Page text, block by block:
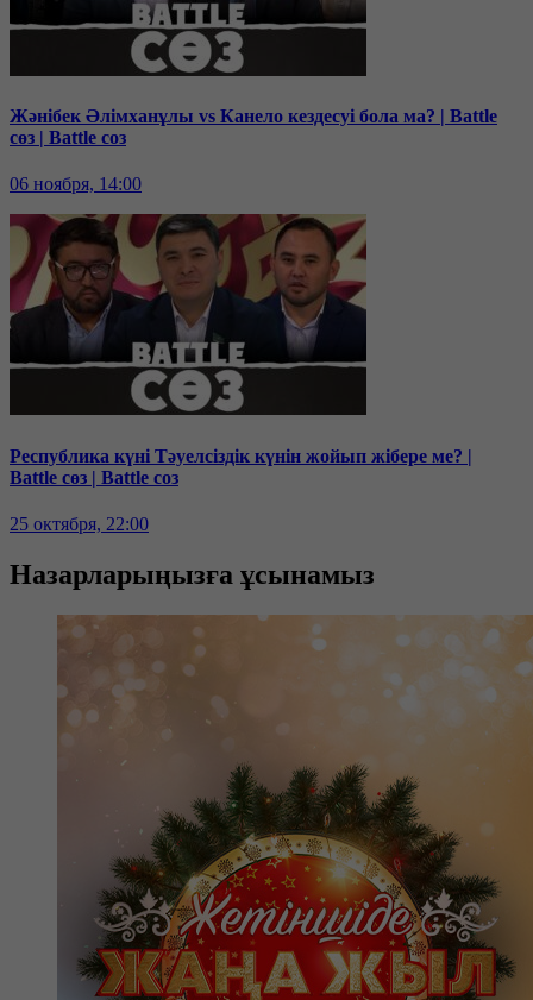
Жәнібек Әлімханұлы vs Канело кездесуі бола ма? | Battle
сөз | Battle соз
06 ноября, 14:00
Республика күні Тәуелсіздік күнін жойып жібере ме? |
Battle сөз | Battle соз
25 октября, 22:00
Назарларыңызға ұсынамыз